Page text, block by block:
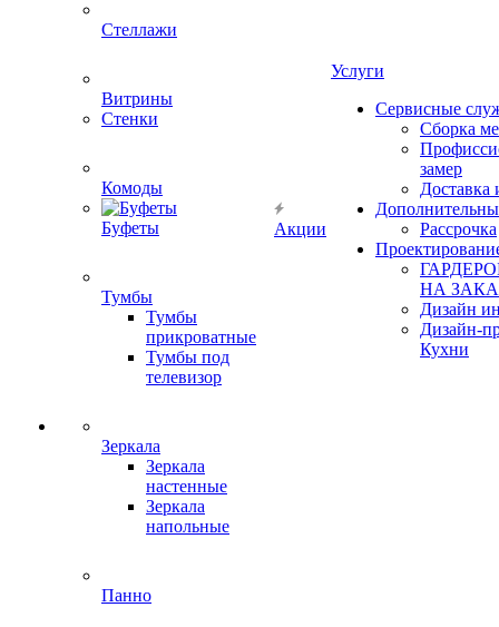
Стеллажи
Витрины
Стенки
Комоды
Буфеты
Тумбы
Тумбы
прикроватные
Тумбы под
телевизор
Зеркала
Зеркала
настенные
Зеркала
напольные
Панно
Акции
Услуги
Сервисные
Сборка
замер
Доставка
Рассрочка
НА
Дизайн
Дизайн-
Кухни